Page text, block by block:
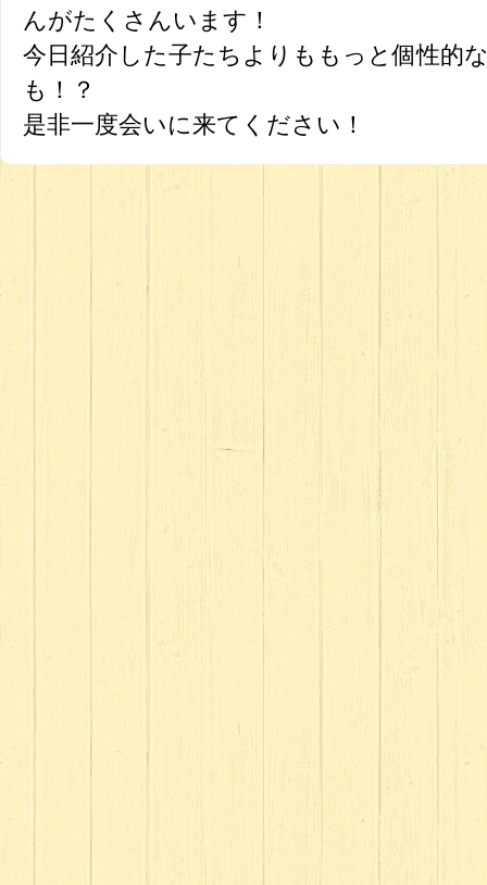
んがたくさんいます！
今日紹介した子たちよりももっと個性的
も！？
是非一度会いに来てください！